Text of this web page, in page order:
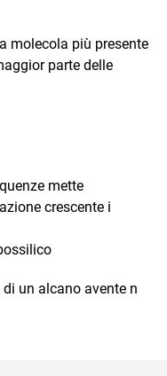
molecola più presente
parte delle
mette
crescente i
un alcano avente n